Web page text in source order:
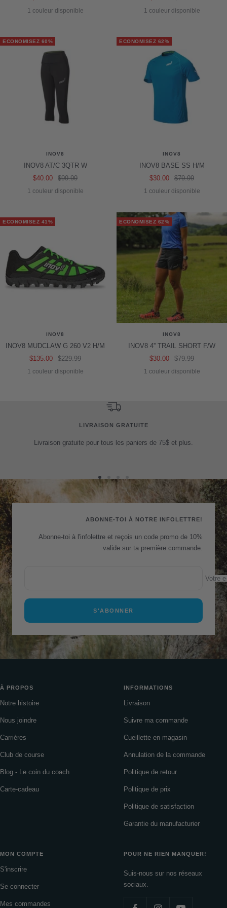
de
normal
1 couleur disponible
de
normal
1 couleur disponible
ECONOMISEZ 60%
INOV8
INOV8 AT/C 3QTR W
Prix
de
$40.00
Prix
normal
$99.99
1 couleur disponible
ECONOMISEZ 62%
INOV8
INOV8 BASE SS H/M
Prix
de
$30.00
Prix
normal
$79.99
1 couleur disponible
ECONOMISEZ 41%
INOV8
INOV8 MUDCLAW G 260 V2 H/M
Prix
de
$135.00
Prix
normal
$229.99
1 couleur disponible
ECONOMISEZ 62%
INOV8
INOV8 4'' TRAIL SHORT F/W
Prix
de
$30.00
Prix
normal
$79.99
1 couleur disponible
LIVRAISON GRATUITE
Livraison gratuite pour tous les paniers de 75$ et plus.
Aller
au
slide
1
Aller
slide
2
Aller
slide
3
Aller
au
slide
4
ABONNE-TOI À NOTRE INFOLETTRE!
Abonne-toi à l'infolettre et reçois un code promo de 10%
valide sur ta première commande.
Votre
S'ABONNER
À PROPOS
Notre histoire
Nous joindre
Carrières
Club de course
Blog - Le coin du coach
Carte-cadeau
INFORMATIONS
Livraison
Suivre ma commande
Cueillette en magasin
Annulation de la commande
Politique de retour
Politique de prix
Politique de satisfaction
Garantie du manufacturier
MON COMPTE
S'inscrire
Se connecter
Mes commandes
POUR NE RIEN MANQUER!
Suis-nous sur nos réseaux
sociaux.